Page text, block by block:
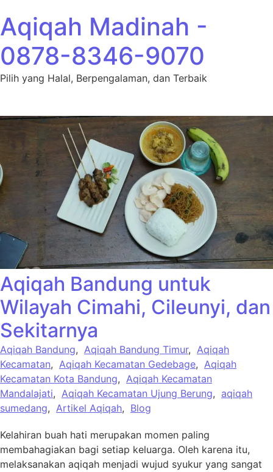
Aqiqah Madinah -
0878-8346-9070
Pilih yang Halal, Berpengalaman, dan Terbaik
Aqiqah Bandung untuk
Wilayah Cimahi, Cileunyi, dan
Sekitarnya
Aqiqah Bandung, Aqiqah Bandung Timur, Aqiqah
Kecamatan, Aqiqah Kecamatan Gedebage, Aqiqah
Kecamatan Kota Bandung, Aqiqah Kecamatan
Mandalajati, Aqiqah Kecamatan Ujung Berung, aqiqah
sumedang, Artikel Aqiqah, Blog
Kelahiran buah hati merupakan momen paling
membahagiakan bagi setiap keluarga. Oleh karena itu,
melaksanakan aqiqah menjadi wujud syukur yang sangat